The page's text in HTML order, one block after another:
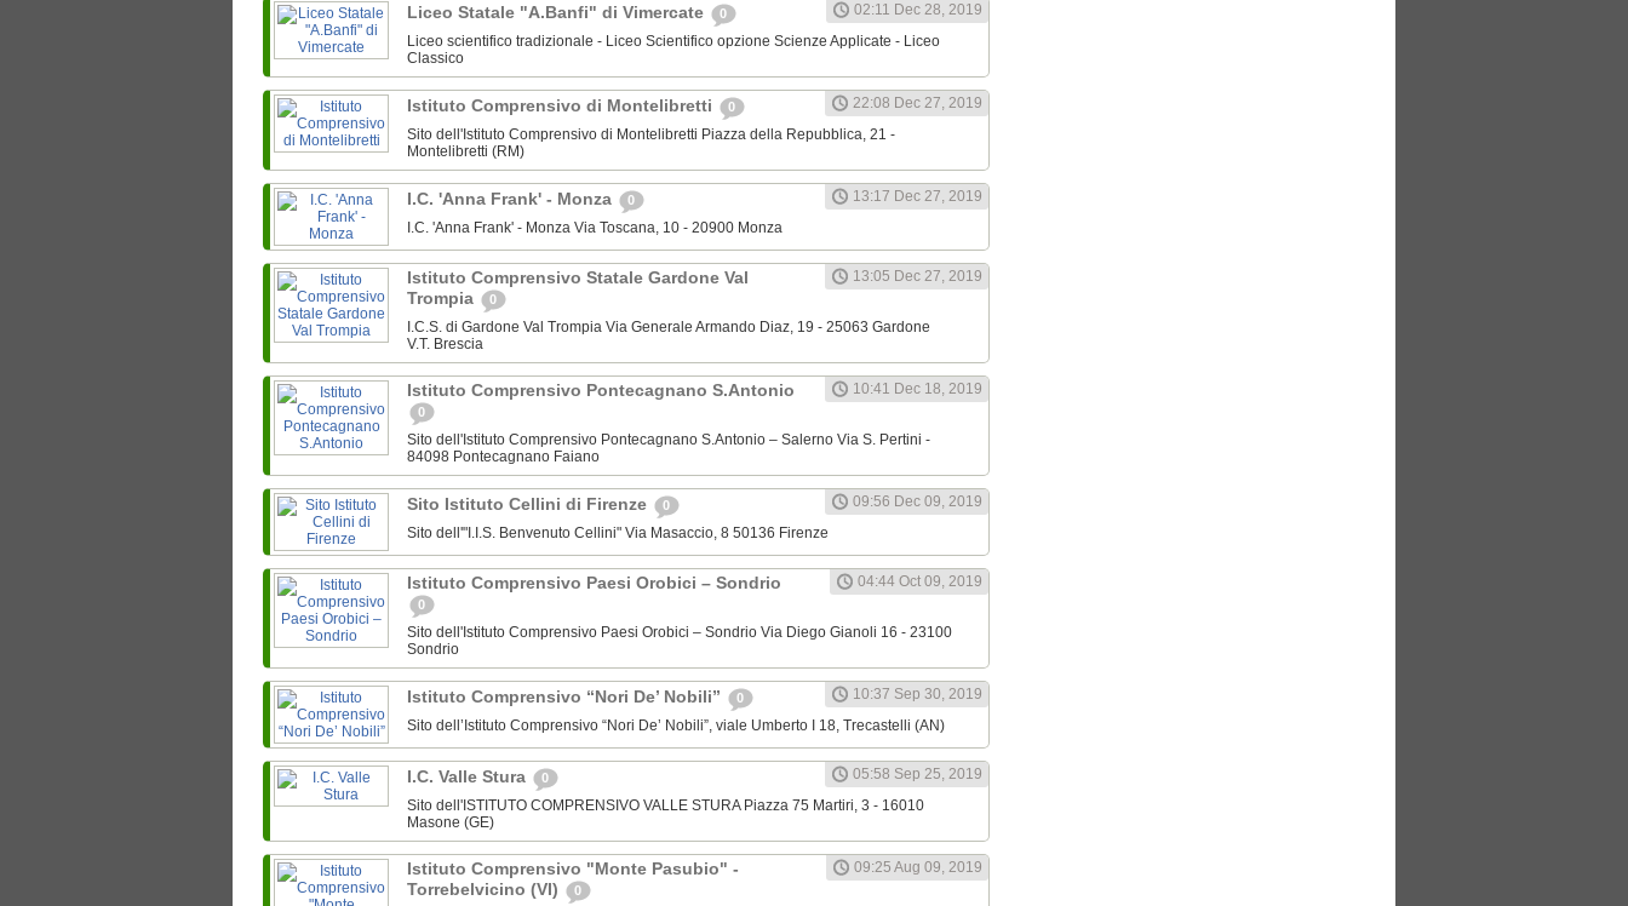
Liceo Statale "A.Banfi" di Vimercate 0
02:11 Dec 28, 2019
Liceo scientifico tradizionale - Liceo Scientifico opzione Scienze Applicate - Liceo
Classico
Istituto Comprensivo di Montelibretti 0
22:08 Dec 27, 2019
Sito dell'Istituto Comprensivo di Montelibretti Piazza della Repubblica, 21 -
Montelibretti (RM)
I.C. 'Anna Frank' - Monza 0
13:17 Dec 27, 2019
I.C. 'Anna Frank' - Monza Via Toscana, 10 - 20900 Monza
Istituto Comprensivo Statale Gardone Val
Trompia
0
13:05 Dec 27, 2019
I.C.S. di Gardone Val Trompia Via Generale Armando Diaz, 19 - 25063 Gardone
V.T. Brescia
Istituto Comprensivo Pontecagnano S.Antonio
0
10:41 Dec 18, 2019
Sito dell'Istituto Comprensivo Pontecagnano S.Antonio – Salerno Via S. Pertini -
84098 Pontecagnano Faiano
Sito Istituto Cellini di Firenze 0
09:56 Dec 09, 2019
Sito dell'"I.I.S. Benvenuto Cellini" Via Masaccio, 8 50136 Firenze
Istituto Comprensivo Paesi Orobici – Sondrio
0
04:44 Oct 09, 2019
Sito dell'Istituto Comprensivo Paesi Orobici – Sondrio Via Diego Gianoli 16 - 23100
Sondrio
Istituto Comprensivo “Nori De’ Nobili” 0
10:37 Sep 30, 2019
Sito dell’Istituto Comprensivo “Nori De’ Nobili”, viale Umberto I 18, Trecastelli (AN)
I.C. Valle Stura 0
05:58 Sep 25, 2019
Sito dell'ISTITUTO COMPRENSIVO VALLE STURA Piazza 75 Martiri, 3 - 16010
Masone (GE)
Istituto Comprensivo "Monte Pasubio" -
Torrebelvicino (VI)
0
09:25 Aug 09, 2019